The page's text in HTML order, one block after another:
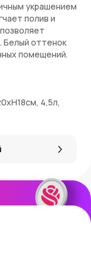
украшением
полив и
Белый оттенок
помещений.
по дому.
области. За
4,5л,